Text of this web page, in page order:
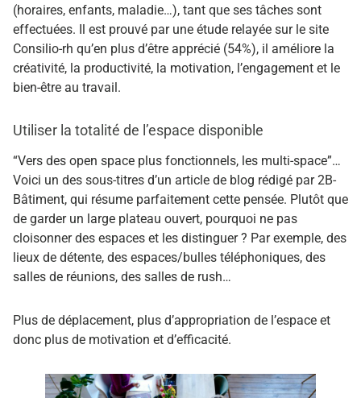
(horaires, enfants, maladie…), tant que ses tâches sont
effectuées. Il est prouvé par une étude relayée sur le site
Consilio-rh qu’en plus d’être apprécié (54%), il améliore la
créativité, la productivité, la motivation, l’engagement et le
bien-être au travail.
Utiliser la totalité de l’espace disponible
“Vers des open space plus fonctionnels, les multi-space”…
Voici un des sous-titres d’un article de blog rédigé par 2B-
Bâtiment, qui résume parfaitement cette pensée. Plutôt que
de garder un large plateau ouvert, pourquoi ne pas
cloisonner des espaces et les distinguer ? Par exemple, des
lieux de détente, des espaces/bulles téléphoniques, des
salles de réunions, des salles de rush…
Plus de déplacement, plus d’appropriation de l’espace et
donc plus de motivation et d’efficacité.